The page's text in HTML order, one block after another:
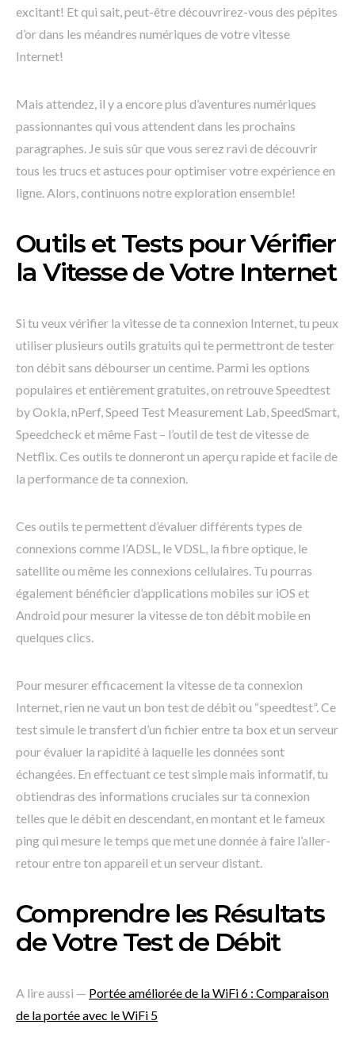
excitant! Et qui sait, peut-être découvrirez-vous des pépites
d’or dans les méandres numériques de votre vitesse
Internet!
Mais attendez, il y a encore plus d’aventures numériques
passionnantes qui vous attendent dans les prochains
paragraphes. Je suis sûr que vous serez ravi de découvrir
tous les trucs et astuces pour optimiser votre expérience en
ligne. Alors, continuons notre exploration ensemble!
Outils et Tests pour Vérifier
la Vitesse de Votre Internet
Si tu veux vérifier la vitesse de ta connexion Internet, tu peux
utiliser plusieurs outils gratuits qui te permettront de tester
ton débit sans débourser un centime. Parmi les options
populaires et entièrement gratuites, on retrouve Speedtest
by Ookla, nPerf, Speed Test Measurement Lab, SpeedSmart,
Speedcheck et même Fast – l’outil de test de vitesse de
Netflix. Ces outils te donneront un aperçu rapide et facile de
la performance de ta connexion.
Ces outils te permettent d’évaluer différents types de
connexions comme l’ADSL, le VDSL, la fibre optique, le
satellite ou même les connexions cellulaires. Tu pourras
également bénéficier d’applications mobiles sur iOS et
Android pour mesurer la vitesse de ton débit mobile en
quelques clics.
Pour mesurer efficacement la vitesse de ta connexion
Internet, rien ne vaut un bon test de débit ou “speedtest”. Ce
test simule le transfert d’un fichier entre ta box et un serveur
pour évaluer la rapidité à laquelle les données sont
échangées. En effectuant ce test simple mais informatif, tu
obtiendras des informations cruciales sur ta connexion
telles que le débit en descendant, en montant et le fameux
ping qui mesure le temps que met une donnée à faire l’aller-
retour entre ton appareil et un serveur distant.
Comprendre les Résultats
de Votre Test de Débit
A lire aussi — Portée améliorée de la WiFi 6 : Comparaison
de la portée avec le WiFi 5